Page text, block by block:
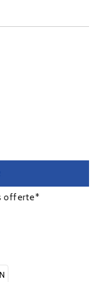
offerte*